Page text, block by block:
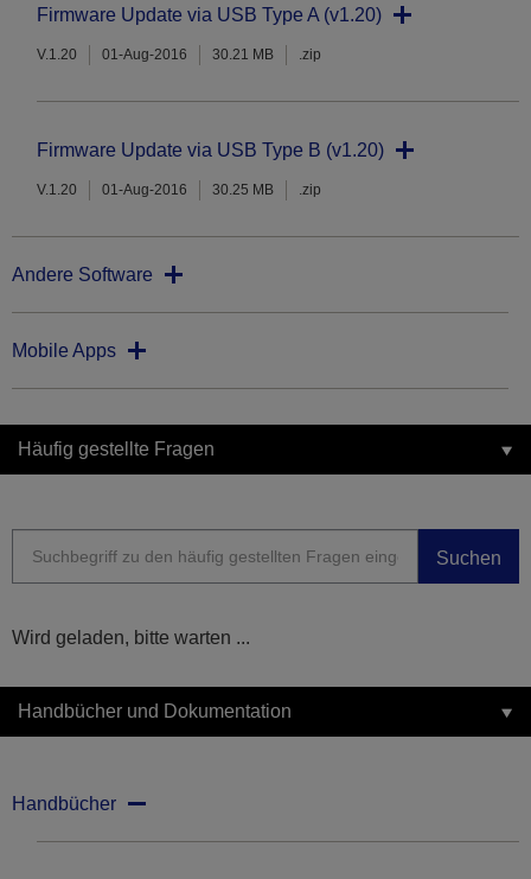
Firmware Update via USB Type A (v1.20)
V.1.20 01-Aug-2016 30.21 MB .zip
Firmware Update via USB Type B (v1.20)
V.1.20 01-Aug-2016 30.25 MB .zip
Andere Software
Mobile Apps
Häufig gestellte Fragen
Suchen
Wird geladen, bitte warten ...
Handbücher und Dokumentation
Handbücher